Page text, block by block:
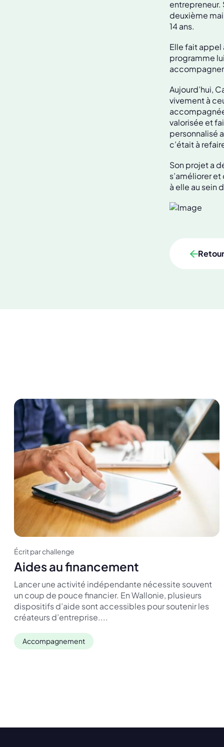
entrepreneur.
deuxième
14 ans.
Elle fait appel
programme
Aujourd’hui,
vivement à
valorisée et
personnalisé
c’était à
Son projet a
s’améliorer
à elle au sein
Retour
Écrit par challenge
Aides au financement
Lancer une activité indépendante nécessite souvent
un coup de pouce financier. En Wallonie, plusieurs
dispositifs d’aide sont accessibles pour soutenir les
créateurs d’entreprise....
Accompagnement